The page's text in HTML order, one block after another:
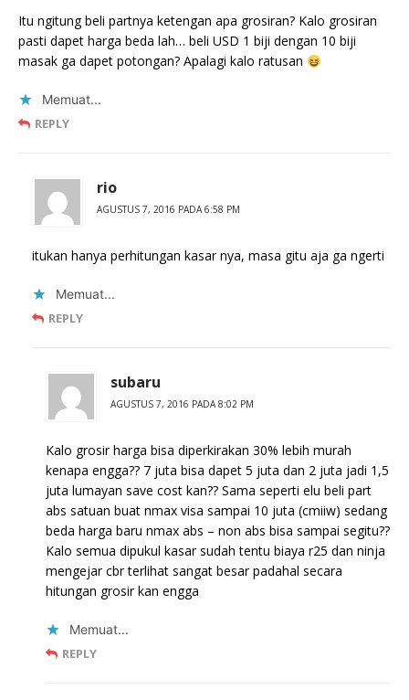
Itu ngitung beli partnya ketengan apa grosiran? Kalo grosiran
pasti dapet harga beda lah… beli USD 1 biji dengan 10 biji
masak ga dapet potongan? Apalagi kalo ratusan
Memuat...
REPLY
rio
AGUSTUS 7, 2016 PADA 6:58 PM
itukan hanya perhitungan kasar nya, masa gitu aja ga ngerti
Memuat...
REPLY
subaru
AGUSTUS 7, 2016 PADA 8:02 PM
Kalo grosir harga bisa diperkirakan 30% lebih murah
kenapa engga?? 7 juta bisa dapet 5 juta dan 2 juta jadi 1,5
juta lumayan save cost kan?? Sama seperti elu beli part
abs satuan buat nmax visa sampai 10 juta (cmiiw) sedang
beda harga baru nmax abs – non abs bisa sampai segitu??
Kalo semua dipukul kasar sudah tentu biaya r25 dan ninja
mengejar cbr terlihat sangat besar padahal secara
hitungan grosir kan engga
Memuat...
REPLY